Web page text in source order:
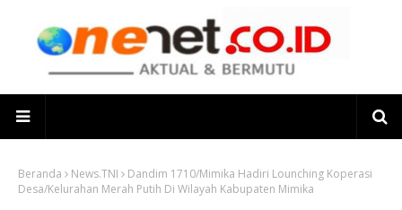
Beranda News.TNI
Dandim 1710/Mimika Hadiri Lounching Koperasi
Desa/Kelurahan Merah Putih Di Wilayah Kabupaten Mimika